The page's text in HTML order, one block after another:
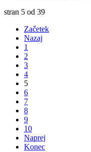
stran 5 od 39
Začetek
Nazaj
1
2
3
4
5
6
7
8
9
10
Naprej
Konec